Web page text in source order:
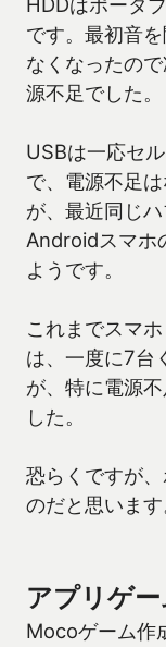
です。最初音
なくなったの
源不足でした。
USBは一応セ
で、電源不足
が、最近同じ
Androidスマホ
ようです。
これまでスマ
は、一度に7台
が、特に電源
した。
恐らくですが
のだと思います
アプリゲ
Mocoゲーム作